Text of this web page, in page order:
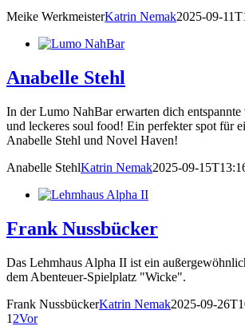
Meike WerkmeisterKatrin Nemak2025-09-
Anabelle Stehl
In der Lumo NahBar erwarten dich entspannte
und leckeres soul food! Ein perfekter spot für
Anabelle Stehl und Novel Haven!
Anabelle StehlKatrin Nemak2025-09-
Frank Nussbücker
Das Lehmhaus Alpha II ist ein
dem Abenteuer-Spielplatz "Wicke".
Frank NussbückerKatrin Nemak2025-09-
1 2Vor